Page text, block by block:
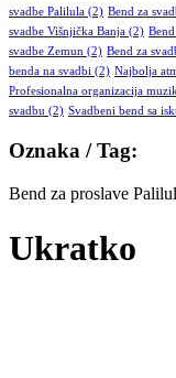
svadbe Palilula (2) Bend za
svadbe Višnjička Banja (2)
svadbe Zemun (2) Bend za
benda na svadbi (2) Najbolja
Profesionalna organizacija
svadbu (2) Svadbeni bend sa
Oznaka / Tag:
Bend za proslave
Ukratko